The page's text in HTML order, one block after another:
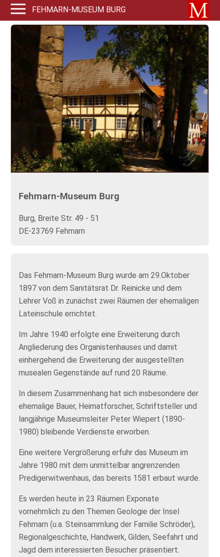
FEHMARN-MUSEUM BURG
Fehmarn-Museum Burg
Burg, Breite Str. 49 - 51
DE-23769 Fehmarn
Das Fehmarn-Museum Burg wurde am 29.Oktober
1897 von dem Sanitätsrat Dr. Reinicke und dem
Lehrer Voß in zunächst zwei Räumen der ehemaligen
Lateinschule errichtet.
Im Jahre 1940 erfolgte eine Erweiterung durch
Angliederung des Organistenhauses und damit
einhergehend die Erweiterung der ausgestellten
musealen Gegenstände auf rund 20 Räume.
In diesem Zusammenhang hat sich insbesondere der
ehemalige Bauer, Heimatforscher, Schriftsteller und
langjährige Museumsleiter Peter Wiepert (1890-
1980) bleibende Verdienste erworben.
Eine weitere Vergrößerung erfuhr das Museum im
Jahre 1980 mit dem unmittelbar angrenzenden
Predigerwitwenhaus, das bereits 1581 erbaut wurde.
Es werden heute in 23 Räumen Exponate
vornehmlich zu den Themen Geologie der Insel
Fehmarn (u.a. Steinsammlung der Familie Schröder),
Regionalgeschichte, Handwerk, Gilden, Seefahrt und
Jagd dem interessierten Besucher präsentiert.